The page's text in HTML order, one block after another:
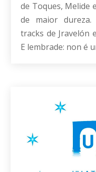
de Toques, Melide
de maior
tracks de Jravelón
E lembrade: non é